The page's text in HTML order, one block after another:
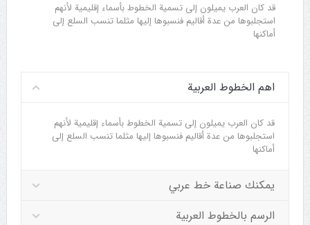
قد كان العرب يميلون إلى تسمية الخطوط بأسماء إقليمية لأنهم
استجلبوها من عدة أقاليم فنسبوها إليها مثلما تنسب السلع إلى
أماكنها
اهم الخطوط العربية
قد كان العرب يميلون إلى تسمية الخطوط بأسماء إقليمية لأنهم
استجلبوها من عدة أقاليم فنسبوها إليها مثلما تنسب السلع إلى
أماكنها
يمكنك صناعة خط عربي
الرسم بالخطوط العربية